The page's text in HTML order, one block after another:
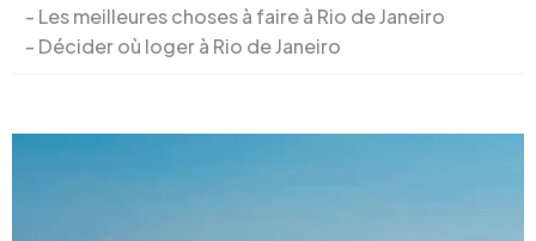
Les meilleures choses à faire à Rio de Janeiro
Décider où loger à Rio de Janeiro